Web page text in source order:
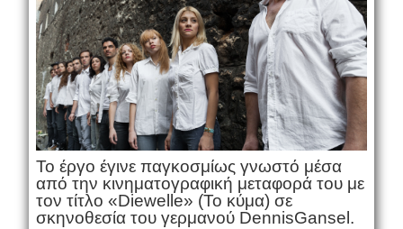
Το έργο έγινε παγκοσμίως γνωστό μέσα
από την κινηματογραφική μεταφορά του με
τον τίτλο «Diewelle» (Το κύμα) σε
σκηνοθεσία του γερμανού DennisGansel .